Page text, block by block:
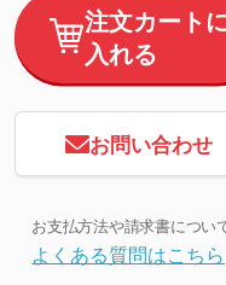
注文カート
入れる
お問い合わせ
お支払方法や請求書につい
よくある質問はこちら